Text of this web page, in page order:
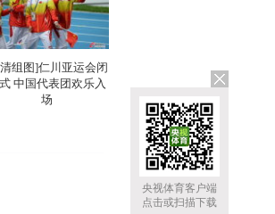
央视体育客户端
点击或扫描下载
组图]仁川亚运会闭
中国代表团欢乐入
场